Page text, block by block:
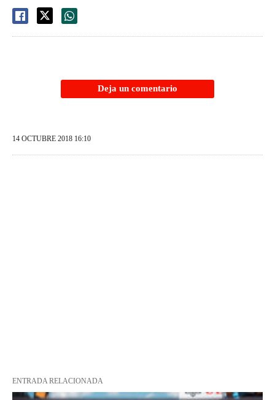
Deja un comentario
14 OCTUBRE 2018 16:10
ENTRADA RELACIONADA